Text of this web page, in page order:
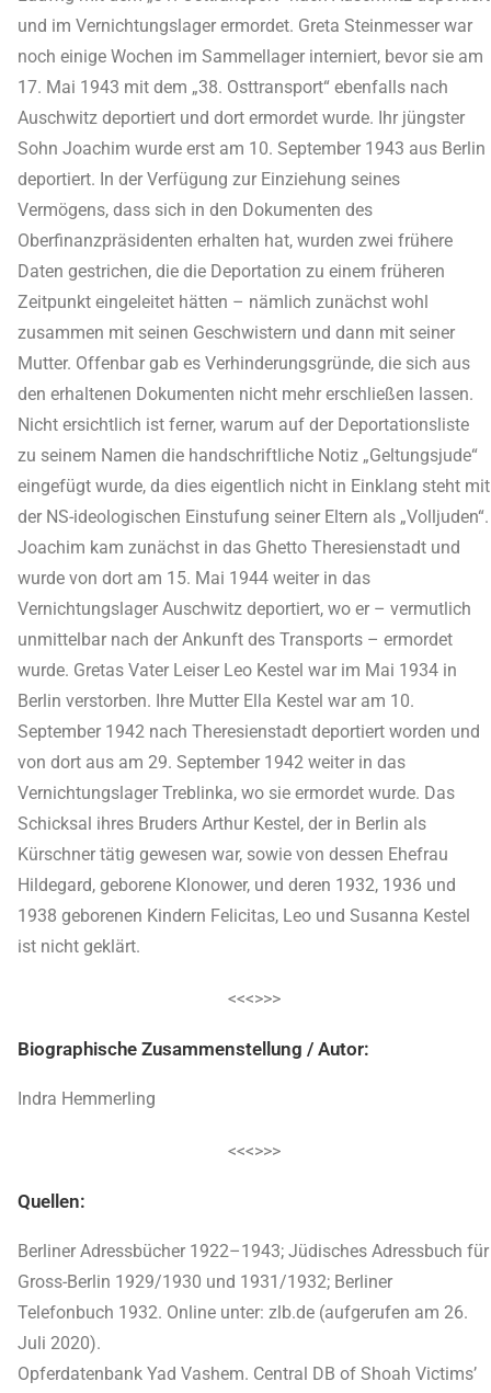
und im Vernichtungslager ermordet. Greta Steinmesser war
noch einige Wochen im Sammellager interniert, bevor sie am
17. Mai 1943 mit dem „38. Osttransport“ ebenfalls nach
Auschwitz deportiert und dort ermordet wurde. Ihr jüngster
Sohn Joachim wurde erst am 10. September 1943 aus Berlin
deportiert. In der Verfügung zur Einziehung seines
Vermögens, dass sich in den Dokumenten des
Oberfinanzpräsidenten erhalten hat, wurden zwei frühere
Daten gestrichen, die die Deportation zu einem früheren
Zeitpunkt eingeleitet hätten – nämlich zunächst wohl
zusammen mit seinen Geschwistern und dann mit seiner
Mutter. Offenbar gab es Verhinderungsgründe, die sich aus
den erhaltenen Dokumenten nicht mehr erschließen lassen.
Nicht ersichtlich ist ferner, warum auf der Deportationsliste
zu seinem Namen die handschriftliche Notiz „Geltungsjude“
eingefügt wurde, da dies eigentlich nicht in Einklang steht mit
der NS-ideologischen Einstufung seiner Eltern als „Volljuden“.
Joachim kam zunächst in das Ghetto Theresienstadt und
wurde von dort am 15. Mai 1944 weiter in das
Vernichtungslager Auschwitz deportiert, wo er – vermutlich
unmittelbar nach der Ankunft des Transports – ermordet
wurde. Gretas Vater Leiser Leo Kestel war im Mai 1934 in
Berlin verstorben. Ihre Mutter Ella Kestel war am 10.
September 1942 nach Theresienstadt deportiert worden und
von dort aus am 29. September 1942 weiter in das
Vernichtungslager Treblinka, wo sie ermordet wurde. Das
Schicksal ihres Bruders Arthur Kestel, der in Berlin als
Kürschner tätig gewesen war, sowie von dessen Ehefrau
Hildegard, geborene Klonower, und deren 1932, 1936 und
1938 geborenen Kindern Felicitas, Leo und Susanna Kestel
ist nicht geklärt.
<<<>>>
Biographische Zusammenstellung / Autor:
Indra Hemmerling
<<<>>>
Quellen:
Berliner Adressbücher 1922–1943; Jüdisches Adressbuch für
Gross-Berlin 1929/1930 und 1931/1932; Berliner
Telefonbuch 1932. Online unter: zlb.de (aufgerufen am 26.
Juli 2020).
Opferdatenbank Yad Vashem. Central DB of Shoah Victims’